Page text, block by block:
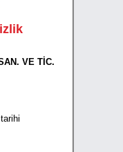
VE TİC.